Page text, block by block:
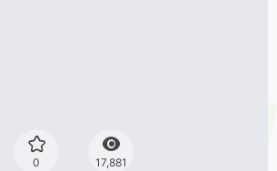
0 17,881